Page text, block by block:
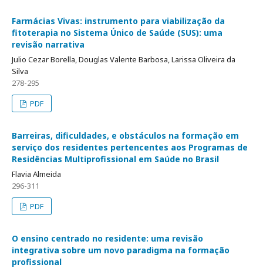
Farmácias Vivas: instrumento para viabilização da
fitoterapia no Sistema Único de Saúde (SUS): uma
revisão narrativa
Julio Cezar Borella, Douglas Valente Barbosa, Larissa Oliveira da
Silva
278-295
PDF
Barreiras, dificuldades, e obstáculos na formação em
serviço dos residentes pertencentes aos Programas de
Residências Multiprofissional em Saúde no Brasil
Flavia Almeida
296-311
PDF
O ensino centrado no residente: uma revisão
integrativa sobre um novo paradigma na formação
profissional